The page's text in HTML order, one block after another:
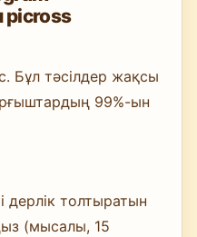
picross
Бұл тәсілдер жақсы
99%-ын
дерлік толтыратын
(мысалы, 15